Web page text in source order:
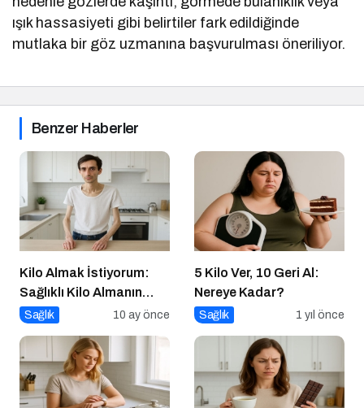
ışık hassasiyeti gibi belirtiler fark edildiğinde
mutlaka bir göz uzmanına başvurulması öneriliyor.
Benzer Haberler
Kilo Almak İstiyorum:
Sağlıklı Kilo Almanın
Yolları
Sağlık 10 ay önce
5 Kilo Ver, 10 Geri Al:
Nereye Kadar?
Sağlık 1 yıl önce